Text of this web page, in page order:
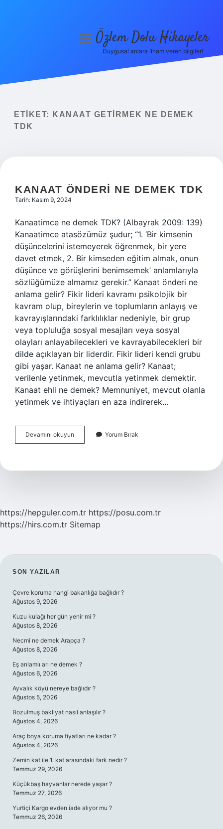
Yasal Uyarı
menüyüÖzlem Dolu Hikayeler
Duygusal anlara ilham veren bilgiler!
ETIKET:
KANAAT GETIRMEK NE DEMEK
TDK
KANAAT ÖNDERI NE DEMEK TDK
Tarih: Kasım 9, 2024
Kanaatimce ne demek TDK? (Albayrak 2009: 139)
Kanaatimce atasözümüz şudur; “1. ‘Bir kimsenin
düşüncelerini istemeyerek öğrenmek, bir yere
davet etmek, 2. Bir kimseden eğitim almak, onun
düşünce ve görüşlerini benimsemek’ anlamlarıyla
sözlüğümüze almamız gerekir.” Kanaat önderi ne
anlama gelir? Fikir lideri kavramı psikolojik bir
kavram olup, bireylerin ve toplumların anlayış ve
kavrayışlarındaki farklılıklar nedeniyle, bir grup
veya topluluğa sosyal mesajları veya sosyal
olayları anlayabilecekleri ve kavrayabilecekleri bir
dilde açıklayan bir liderdir. Fikir lideri kendi grubu
gibi yaşar. Kanaat ne anlama gelir? Kanaat;
verilenle yetinmek, mevcutla yetinmek demektir.
Kanaat ehli ne demek? Memnuniyet, mevcut olanla
yetinmek ve ihtiyaçları en aza indirerek…
Devamını okuyun
Önderi
Tdk
Yorum Bırak
https://hepguler.com.tr https://posu.com.tr
https://hirs.com.tr Sitemap
SIDEBAR
SON YAZILAR
Çevre koruma hangi bakanlığa bağlıdır ?
Ağustos 9, 2026
Kuzu kulağı her gün yenir mi ?
Ağustos 8, 2026
Necmi ne demek Arapça ?
Ağustos 8, 2026
Eş anlamlı arı ne demek ?
Ağustos 6, 2026
Ayvalık köyü nereye bağlıdır ?
Ağustos 5, 2026
Bozulmuş bakliyat nasıl anlaşılır ?
Ağustos 4, 2026
Araç boya koruma fiyatları ne kadar ?
Ağustos 4, 2026
Zemin kat ile 1. kat arasındaki fark nedir ?
Temmuz 29, 2026
Küçükbaş hayvanlar nerede yaşar ?
Temmuz 27, 2026
Yurtiçi Kargo evden iade alıyor mu ?
Temmuz 26, 2026